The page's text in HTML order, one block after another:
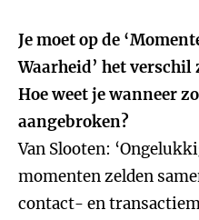
Je moet op de
Waarheid’ het
Hoe weet je wanneer
aangebroken?
Van Slooten:
momenten zelden
contact- en